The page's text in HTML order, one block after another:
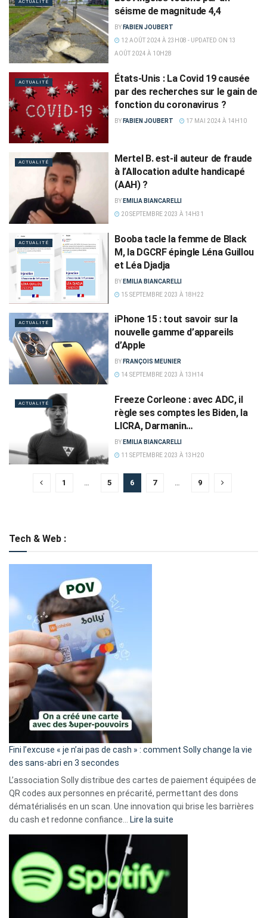
ACTUALITÉ
séisme de magnitude 4,4
BY FABIEN JOUBERT
12 AOÛT 2024 À 23H08 - UPDATED ON 13
AOÛT 2024 À 10H28
ACTUALITÉ
États-Unis : La Covid 19 causée
par des recherches sur le gain de
fonction du coronavirus ?
BY FABIEN JOUBERT 17 MAI 2024 À 14H10
ACTUALITÉ
Mertel B. est-il auteur de fraude
à l’Allocation adulte handicapé
(AAH) ?
BY EMILIA BIANCARELLI
20 SEPTEMBRE 2023 À 14H31
ACTUALITÉ
Booba tacle la femme de Black
M, la DGCRF épingle Léna Guillou
et Léa Djadja
BY EMILIA BIANCARELLI
15 SEPTEMBRE 2023 À 18H22
ACTUALITÉ
iPhone 15 : tout savoir sur la
nouvelle gamme d’appareils
d’Apple
BY FRANÇOIS MEUNIER
14 SEPTEMBRE 2023 À 13H14
ACTUALITÉ
Freeze Corleone : avec ADC, il
règle ses comptes les Biden, la
LICRA, Darmanin…
BY EMILIA BIANCARELLI
11 SEPTEMBRE 2023 À 13H20
1 … 5 6 7 … 9
Tech & Web :
Fini l’excuse « je n’ai pas de cash » : comment Solly change la vie
des sans-abri en 3 secondes
L’association Solly distribue des cartes de paiement équipées de
QR codes aux personnes en précarité, permettant des dons
dématérialisés en un scan. Une innovation qui brise les barrières
du cash et redonne confiance… Lire la suite
Fini